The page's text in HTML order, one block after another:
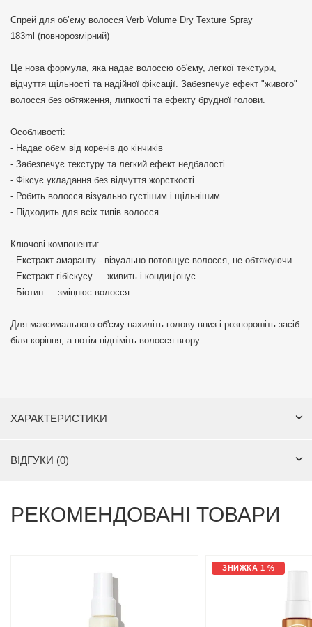
Спрей для обʼєму волосся Verb Volume Dry Texture Spray
183ml (повнорозмірний)
Це нова формула, яка надає волоссю об'єму, легкої текстури,
відчуття щільності та надійної фіксації. Забезпечує ефект "живого"
волосся без обтяження, липкості та ефекту брудної голови.
Особливості:
- Надає обєм від коренів до кінчиків
- Забезпечує текстуру та легкий ефект недбалості
- Фіксує укладання без відчуття жорсткості
- Робить волосся візуально густішим і щільнішим
- Підходить для всіх типів волосся.
Ключові компоненти:
- Екстракт амаранту - візуально потовщує волосся, не обтяжуючи
- Екстракт гібіскусу — живить і кондиціонує
- Біотин — зміцнює волосся
Для максимального об'єму нахиліть голову вниз і розпорошіть засіб
біля коріння, а потім підніміть волосся вгору.
ХАРАКТЕРИСТИКИ
ВІДГУКИ (0)
РЕКОМЕНДОВАНІ ТОВАРИ
ЗНИЖКА 1 %